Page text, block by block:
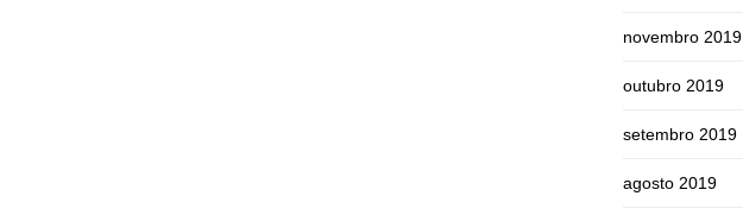
novembro 2019
outubro 2019
setembro 2019
agosto 2019